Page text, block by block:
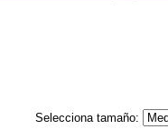
Selecciona tamaño: